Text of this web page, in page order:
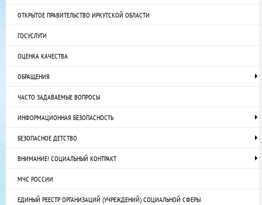
ОТКРЫТОЕ ПРАВИТЕЛЬСТВО ИРКУТСКОЙ ОБЛАСТИ
ГОСУСЛУГИ
ОЦЕНКА КАЧЕСТВА
ОБРАЩЕНИЯ
ЧАСТО ЗАДАВАЕМЫЕ ВОПРОСЫ
ИНФОРМАЦИОННАЯ БЕЗОПАСНОСТЬ
БЕЗОПАСНОЕ ДЕТСТВО
ВНИМАНИЕ! СОЦИАЛЬНЫЙ КОНТРАКТ
МЧС РОССИИ
ЕДИНЫЙ РЕЕСТР ОРГАНИЗАЦИЙ (УЧРЕЖДЕНИЙ) СОЦИАЛЬНОЙ СФЕРЫ